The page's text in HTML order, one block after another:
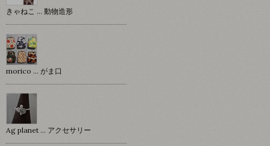
きゃねこ … 動物造形
morico … がま口
Ag planet … アクセサリー